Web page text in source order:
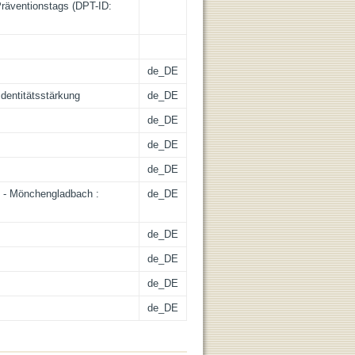
(DPT-ID:
de_DE
de_DE
de_DE
de_DE
de_DE
Mönchengladbach : de_DE
de_DE
de_DE
de_DE
de_DE